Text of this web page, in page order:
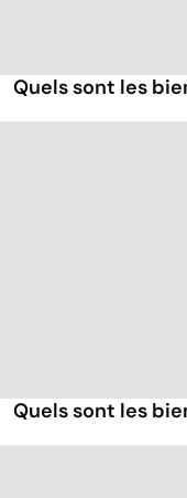
Quels sont les
Quels sont les